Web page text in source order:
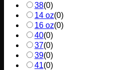
38(0)
14 oz(0)
16 oz(0)
40(0)
37(0)
39(0)
41(0)